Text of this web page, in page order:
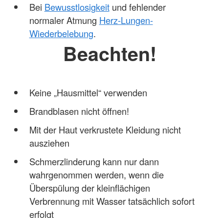
Bei Bewusstlosigkeitund fehlender
normaler Atmung Herz-Lungen-
Wiederbelebung.
Beachten!
Keine „Hausmittel“ verwenden
Brandblasen nicht öffnen!
Mit der Haut verkrustete Kleidung nicht
ausziehen
Schmerzlinderung kann nur dann
wahrgenommen werden, wenn die
Überspülung der kleinflächigen
Verbrennung mit Wasser tatsächlich sofort
erfolgt